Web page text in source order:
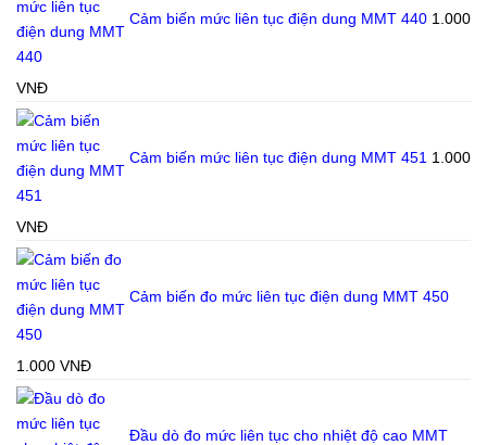
Cảm biến mức liên tục điện dung MMT 440 1.000
VNĐ
Cảm biến mức liên tục điện dung MMT 451 1.000
VNĐ
Cảm biến đo mức liên tục điện dung MMT 450
1.000 VNĐ
Đầu dò đo mức liên tục cho nhiệt độ cao MMT